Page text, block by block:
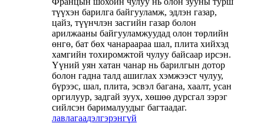
түүхэн барилга байгууламж, эдлэн газар,
цайз, түүнчлэн засгийн газар болон
арилжааны байгууламжуудад олон төрлийн
өнгө, бат бөх чанараараа шал, плита хийхэд
хамгийн тохиромжтой чулуу байсаар ирсэн.
Үүний уян хатан чанар нь барилгын дотор
болон гадна талд ашиглах хэмжээст чулуу,
бүрээс, шал, плита, эсвэл багана, хаалт, усан
оргилуур, задгай зуух, хөшөө дурсгал зэрэг
сийлсэн барималуудыг багтаадаг.
лавлагаадэлгэрэнгүй